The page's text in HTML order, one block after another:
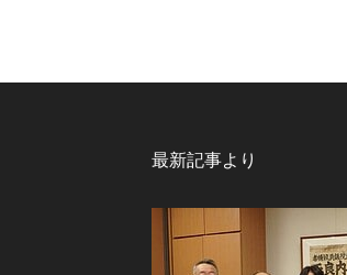
最新記事より